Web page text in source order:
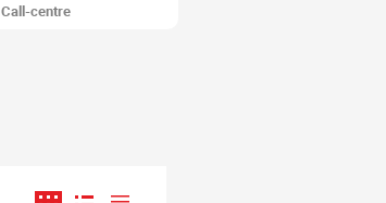
Call-centre